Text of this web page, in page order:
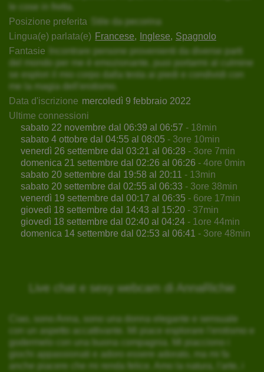
le cose in fretta.
Posizione preferita
Stile da pecorina
Lingua(e) parlata(e) Francese Inglese
Spagnolo
Fantasie
Incontrare persone provenienti da diverse parti
del mondo per me è emozionante, puoi portarmi al culmine
se esplori il mio corpo dalla testa ai piedi e condividi con
me la magia dell'erotismo.
Data d'iscrizione mercoledì 9 febbraio 2022
Ultime connessioni
sabato 22 novembre dal 06:39 al 06:57 - 18min
sabato 4 ottobre dal 04:55 al 08:05 - 3ore 10min
venerdì 26 settembre dal 03:21 al 06:28 - 3ore 7min
domenica 21 settembre dal 02:26 al 06:26 - 4ore 0min
sabato 20 settembre dal 19:58 al 20:11 - 13min
sabato 20 settembre dal 02:55 al 06:33 - 3ore 38min
venerdì 19 settembre dal 00:17 al 06:35 - 6ore 17min
giovedì 18 settembre dal 14:43 al 15:20 - 37min
giovedì 18 settembre dal 02:40 al 04:24 - 1ore 44min
domenica 14 settembre dal 02:53 al 06:41 - 3ore 48min
Live chat e sexy webcam di AnnaRichie
Ciao, sono Anna, sono una donna elegante e sensuale
con un aspetto accattivante. Mi piace esplorare l'erotismo e
godermelo con una buona compagnia. Mi piacciono i
giochi appassionati e adoro essere adorato, ma mi fa
anche piacere che mi renda felice. Amo la natura, l'arte, i